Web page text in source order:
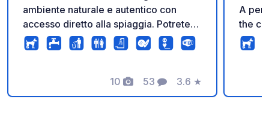
ambiente naturale e autentico con
accesso diretto alla spiaggia. Potrete
inoltre beneficiare della sua area
acquatica riscaldata. Il luogo ideale e
con la natura, lontano dalla vita
cittadina! Durante il vostro soggiorno al
10
Foto
53
Commenti
3.6
Valutazione
★
A
the
and